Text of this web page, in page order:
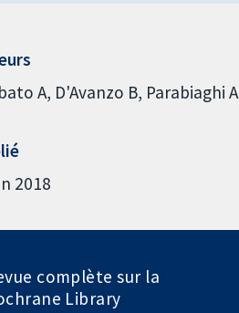
A D'Avanzo B Parabiaghi A
2018
complète sur la
Library